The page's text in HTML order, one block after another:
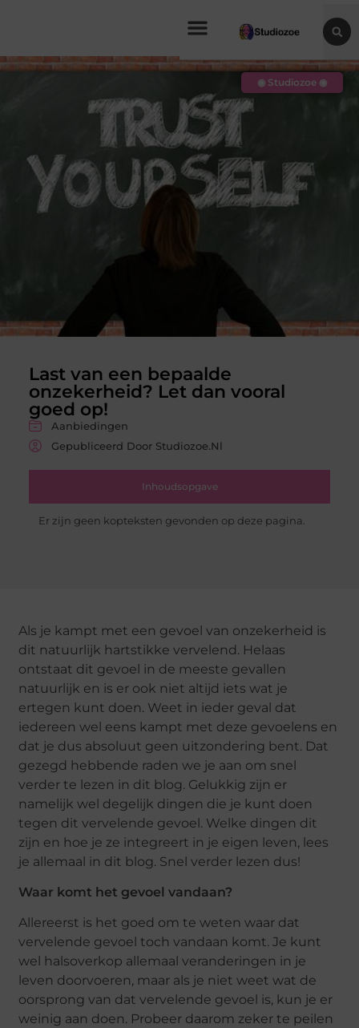
Last van een bepaalde
onzekerheid? Let dan vooral
goed op!
Aanbiedingen
Gepubliceerd Door Studiozoe.nl
Inhoudsopgave
Er zijn geen kopteksten gevonden op deze pagina.
◉ Studiozoe ◉
Als je kampt met een gevoel van onzekerheid is
dit natuurlijk hartstikke vervelend. Helaas
ontstaat dit gevoel in de meeste gevallen
natuurlijk en is er ook niet altijd iets wat je
ertegen kunt doen. Weet in ieder geval dat
iedereen wel eens kampt met deze gevoelens en
dat je dus absoluut geen uitzondering bent. Dat
gezegd hebbende raden we je aan om snel
verder te lezen in dit blog. Gelukkig zijn er
namelijk wel degelijk dingen die je kunt doen
tegen dit vervelende gevoel. Welke dingen dit
zijn en hoe je ze integreert in je eigen leven, lees
je allemaal in dit blog. Snel verder lezen dus!
Waar komt het gevoel vandaan?
Allereerst is het goed om te weten waar dat
vervelende gevoel toch vandaan komt. Je kunt
wel halsoverkop allemaal veranderingen in je
leven doorvoeren, maar als je niet weet wat de
oorsprong van dat vervelende gevoel is, kun je er
weinig aan doen. Probeer daarom zeker te peilen